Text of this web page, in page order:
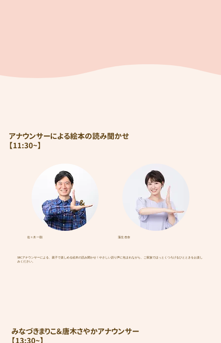
アナウンサーによる絵本の読み聞かせ
【11:30~】
佐々木 一朗 蒲生 杏奈
&
SBCアナウンサーによる、親子で楽しめる絵本の読み聞かせ！やさしい語り声に包まれながら、ご家族でほっとくつろげるひとときをお楽し
みください。
みなづきまりこ＆唐木さやかアナウンサー
​【13:30~】